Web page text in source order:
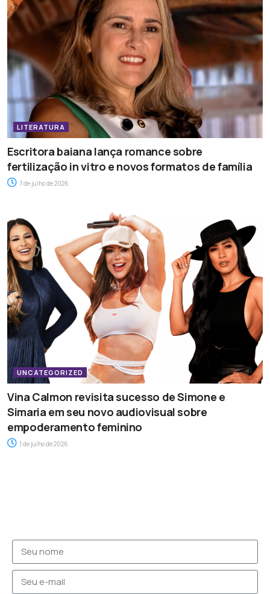
LITERATURA
Escritora baiana lança romance sobre
fertilização in vitro e novos formatos de família
7 de julho de 2026
UNCATEGORIZED
Vina Calmon revisita sucesso de Simone e
Simaria em seu novo audiovisual sobre
empoderamento feminino
1 de julho de 2026